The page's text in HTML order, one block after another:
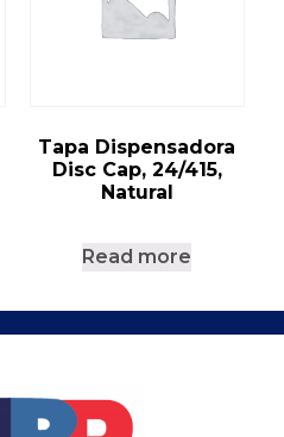
Tapa Dispensadora
Disc Cap, 24/415,
Natural
Read more